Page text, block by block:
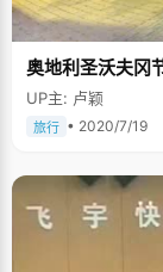
奥地利圣沃夫冈
UP主: 卢颖
旅行 • 2020/7/19